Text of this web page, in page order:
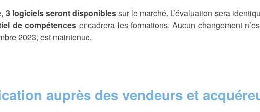
3 logiciels seront disponiblessur le marché. L’évaluation sera
de compétences encadrera les formations. Aucun changement
2023, est maintenue.
auprès des vendeurs et